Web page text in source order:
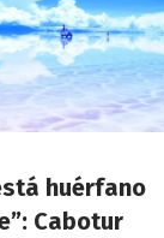
huérfano
Cabotur